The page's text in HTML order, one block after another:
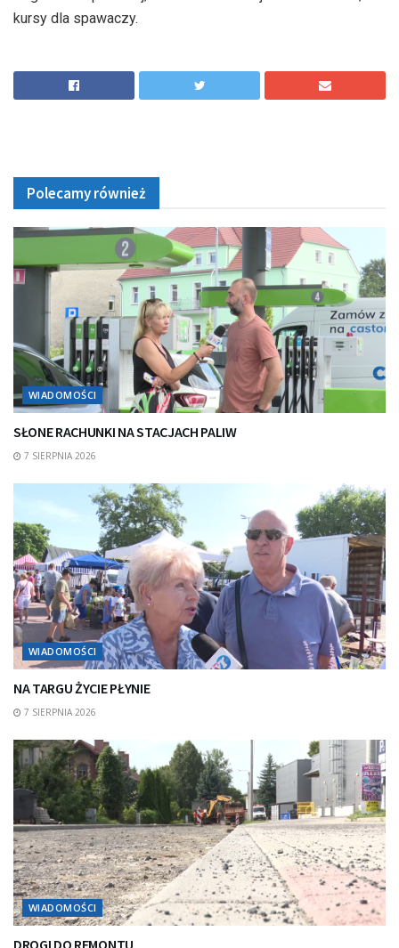
kursy dla spawaczy.
Polecamy również
WIADOMOŚCI
SŁONE RACHUNKI NA STACJACH PALIW
7 SIERPNIA 2026
WIADOMOŚCI
NA TARGU ŻYCIE PŁYNIE
7 SIERPNIA 2026
WIADOMOŚCI
DROGI DO REMONTU